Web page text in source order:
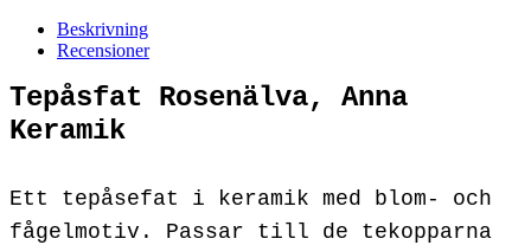
Beskrivning
Recensioner
Tepåsfat Rosenälva, Anna
Keramik
Ett tepåsefat i keramik med blom- och
fågelmotiv. Passar till de tekopparna